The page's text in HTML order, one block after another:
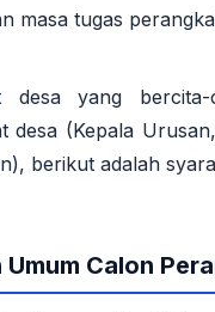
masa tugas
desa yang bercita-
desa (Kepala
berikut adalah
Calon